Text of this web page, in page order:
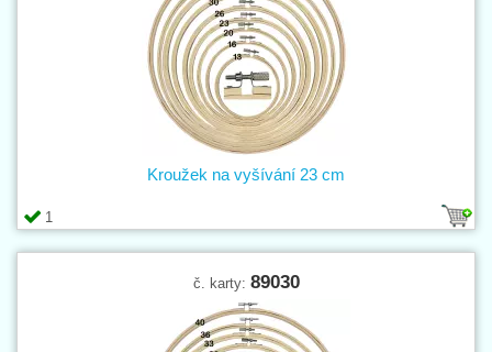
1
Kroužek na vyšívání 23 cm
č. karty: 89030